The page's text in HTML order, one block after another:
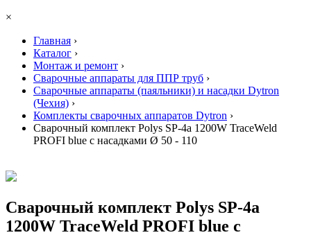
×
Главная ›
Каталог ›
Монтаж и ремонт ›
Сварочные аппараты для ППР труб ›
Сварочные аппараты (паяльники) и насадки Dytron
(Чехия) ›
Комплекты сварочных аппаратов Dytron ›
Сварочный комплект Polys SP-4a 1200W TraceWeld
PROFI blue с насадками Ø 50 - 110
Сварочный комплект Polys SP-4a
1200W TraceWeld PROFI blue с